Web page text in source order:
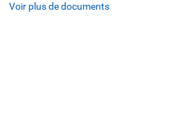
Voir plus de documents